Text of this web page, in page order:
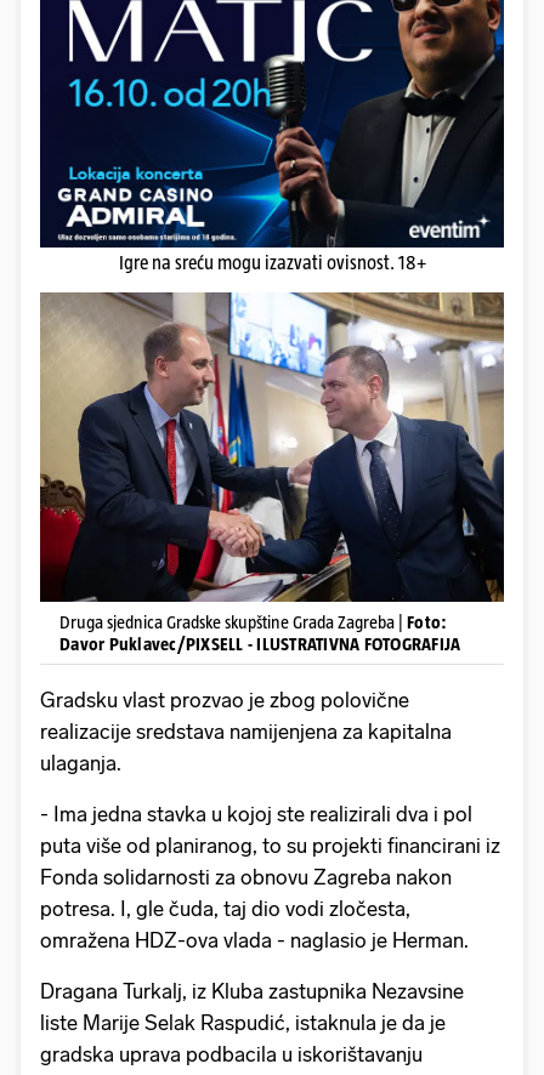
Igre na sreću mogu izazvati ovisnost. 18+
Druga sjednica Gradske skupštine Grada Zagreba | Foto:
Davor Puklavec/PIXSELL - ILUSTRATIVNA FOTOGRAFIJA
Gradsku vlast prozvao je zbog polovične
realizacije sredstava namijenjena za kapitalna
ulaganja.
- Ima jedna stavka u kojoj ste realizirali dva i pol
puta više od planiranog, to su projekti financirani iz
Fonda solidarnosti za obnovu Zagreba nakon
potresa. I, gle čuda, taj dio vodi zločesta,
omražena HDZ-ova vlada - naglasio je Herman.
Dragana Turkalj, iz Kluba zastupnika Nezavsine
liste Marije Selak Raspudić, istaknula je da je
gradska uprava podbacila u iskorištavanju